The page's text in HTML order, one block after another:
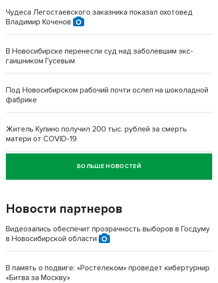
Чудеса Легостаевского заказника показал охотовед
Владимир Коченов
В Новосибирске перенесли суд над заболевшим экс-
гаишником Гусевым
Под Новосибирском рабочий почти ослеп на шоколадной
фабрике
Житель Купино получил 200 тыс. рублей за смерть
матери от COVID-19
Новосибирский суд наказал водителя за смерть
пенсионерки на вокзале
БОЛЬШЕ НОВОСТЕЙ
Новости партнеров
Видеозапись обеспечит прозрачность выборов в Госдуму
в Новосибирской области
В память о подвиге: «Ростелеком» проведет кибертурнир
«Битва за Москву»